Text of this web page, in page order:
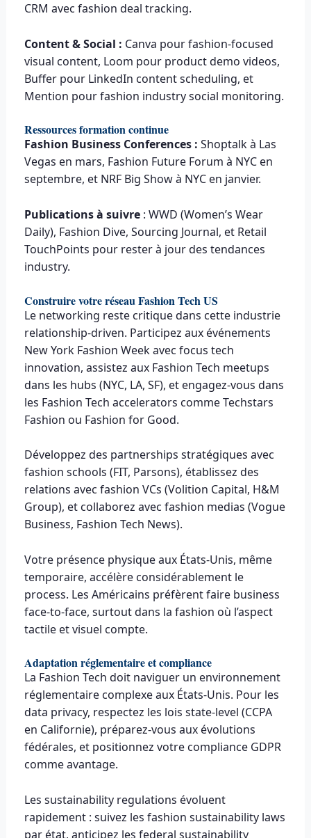
CRM avec fashion deal tracking.
Content & Social : Canva pour fashion-focused
visual content, Loom pour product demo videos,
Buffer pour LinkedIn content scheduling, et
Mention pour fashion industry social monitoring.
Ressources formation continue
Fashion Business Conferences : Shoptalk à Las
Vegas en mars, Fashion Future Forum à NYC en
septembre, et NRF Big Show à NYC en janvier.
Publications à suivre: WWD (Women’s Wear
Daily), Fashion Dive, Sourcing Journal, et Retail
TouchPoints pour rester à jour des tendances
industry.
Construire votre réseau Fashion Tech US
Le networking reste critique dans cette industrie
relationship-driven. Participez aux événements
New York Fashion Week avec focus tech
innovation, assistez aux Fashion Tech meetups
dans les hubs (NYC, LA, SF), et engagez-vous dans
les Fashion Tech accelerators comme Techstars
Fashion ou Fashion for Good.
Développez des partnerships stratégiques avec
fashion schools (FIT, Parsons), établissez des
relations avec fashion VCs (Volition Capital, H&M
Group), et collaborez avec fashion medias (Vogue
Business, Fashion Tech News).
Votre présence physique aux États-Unis, même
temporaire, accélère considérablement le
process. Les Américains préfèrent faire business
face-to-face, surtout dans la fashion où l’aspect
tactile et visuel compte.
Adaptation réglementaire et compliance
La Fashion Tech doit naviguer un environnement
réglementaire complexe aux États-Unis. Pour les
data privacy, respectez les lois state-level (CCPA
en Californie), préparez-vous aux évolutions
fédérales, et positionnez votre compliance GDPR
comme avantage.
Les sustainability regulations évoluent
rapidement : suivez les fashion sustainability laws
par état, anticipez les federal sustainability